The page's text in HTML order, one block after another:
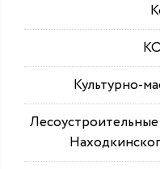
Культурно-